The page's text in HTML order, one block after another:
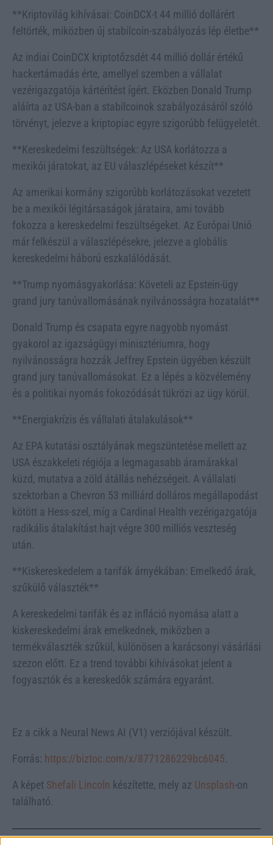
**Kriptovilág kihívásai: CoinDCX-t 44 millió dollárért
feltörték, miközben új stabilcoin-szabályozás lép életbe**
Az indiai CoinDCX kriptotőzsdét 44 millió dollár értékű
hackertámadás érte, amellyel szemben a vállalat
vezérigazgatója kártérítést ígért. Eközben Donald Trump
aláírta az USA-ban a stabilcoinok szabályozásáról szóló
törvényt, jelezve a kriptopiac egyre szigorúbb felügyeletét.
**Kereskedelmi feszültségek: Az USA korlátozza a
mexikói járatokat, az EU válaszlépéseket készít**
Az amerikai kormány szigorúbb korlátozásokat vezetett
be a mexikói légitársaságok járataira, ami tovább
fokozza a kereskedelmi feszültségeket. Az Európai Unió
már felkészül a válaszlépésekre, jelezve a globális
kereskedelmi háború eszkalálódását.
**Trump nyomásgyakorlása: Követeli az Epstein-ügy
grand jury tanúvallomásának nyilvánosságra hozatalát**
Donald Trump és csapata egyre nagyobb nyomást
gyakorol az igazságügyi minisztériumra, hogy
nyilvánosságra hozzák Jeffrey Epstein ügyében készült
grand jury tanúvallomásokat. Ez a lépés a közvélemény
és a politikai nyomás fokozódását tükrözi az ügy körül.
**Energiakrízis és vállalati átalakulások**
Az EPA kutatási osztályának megszüntetése mellett az
USA északkeleti régiója a legmagasabb áramárakkal
küzd, mutatva a zöld átállás nehézségeit. A vállalati
szektorban a Chevron 53 milliárd dolláros megállapodást
kötött a Hess-szel, míg a Cardinal Health vezérigazgatója
radikális átalakítást hajt végre 300 milliós veszteség
után.
**Kiskereskedelem a tarifák árnyékában: Emelkedő árak,
szűkülő választék**
A kereskedelmi tarifák és az infláció nyomása alatt a
kiskereskedelmi árak emelkednek, miközben a
termékválaszték szűkül, különösen a karácsonyi vásárlási
szezon előtt. Ez a trend további kihívásokat jelent a
fogyasztók és a kereskedők számára egyaránt.
Ez a cikk a Neural News AI (V1) verziójával készült.
Forrás: https://biztoc.com/x/8771286229bc6045.
A képet Shefali Lincoln készítette, mely az Unsplash-on
található.